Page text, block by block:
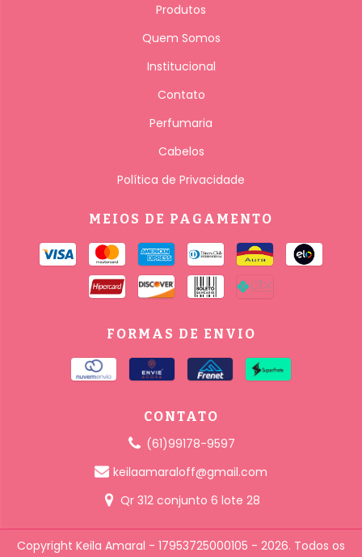
Produtos
Quem Somos
Institucional
Contato
Perfumaria
Cabelos
Política de Privacidade
MEIOS DE PAGAMENTO
FORMAS DE ENVIO
CONTATO
(61)99178-9597
keilaamaraloff@gmail.com
Qr 312 conjunto 6 lote 28
Copyright Keila Amaral - 17953725000105 - 2026. Todos os